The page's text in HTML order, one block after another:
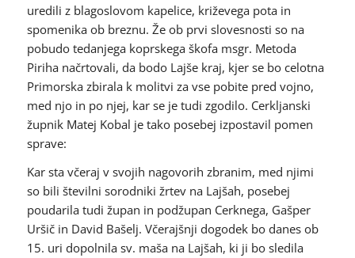
uredili z blagoslovom kapelice, križevega pota in
spomenika ob breznu. Že ob prvi slovesnosti so na
pobudo tedanjega koprskega škofa msgr. Metoda
Piriha načrtovali, da bodo Lajše kraj, kjer se bo celotna
Primorska zbirala k molitvi za vse pobite pred vojno,
med njo in po njej, kar se je tudi zgodilo. Cerkljanski
župnik Matej Kobal je tako posebej izpostavil pomen
sprave:
Kar sta včeraj v svojih nagovorih zbranim, med njimi
so bili številni sorodniki žrtev na Lajšah, posebej
poudarila tudi župan in podžupan Cerknega, Gašper
Uršič in David Bašelj. Včerajšnji dogodek bo danes ob
15. uri dopolnila sv. maša na Lajšah, ki ji bo sledila